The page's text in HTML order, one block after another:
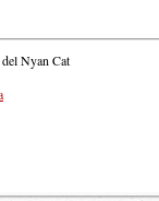
Nyan Cat